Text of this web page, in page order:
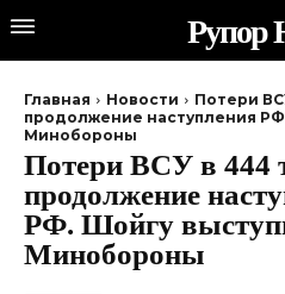
Рупор
Главная Новости
Потери
продолжение наступления
Минобороны
Потери ВСУ в 444
продолжение
РФ. Шойгу
Минобороны